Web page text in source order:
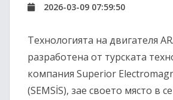
2026-03-09 07:59:50
Технологията на двигателя
разработена от турската
компания Superior
(SEMSİS), зае своето място в